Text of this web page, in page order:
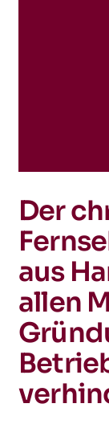
Der
aus
allen